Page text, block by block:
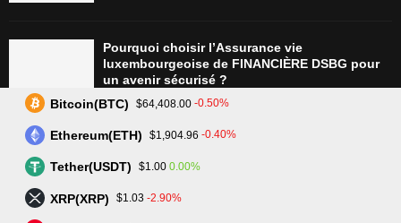
Pourquoi choisir l’Assurance vie
luxembourgeoise de FINANCIÈRE DSBG pour
un avenir sécurisé ?
Tradez plus intelligemment avec Assetarion :
Bitcoin(BTC) $64,408.00 -0.50%
Ethereum(ETH) $1,904.96 -0.40%
Tether(USDT) $1.00 0.00%
XRP(XRP) $1.03 -2.90%